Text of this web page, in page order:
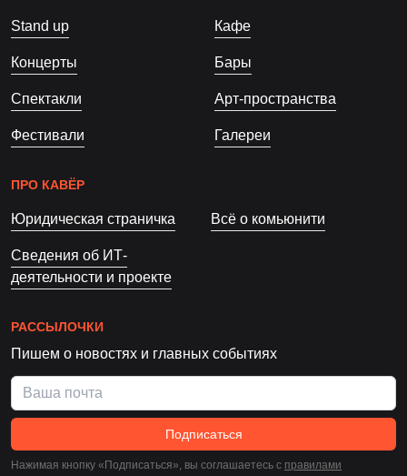
Stand up
Концерты
Спектакли
Фестивали
Кафе
Бары
Арт-пространства
Галереи
ПРО КАВЁР
Юридическая страничка Всё о комьюнити
Сведения об ИТ-
деятельности и проекте
РАССЫЛОЧКИ
Пишем о новостях и главных событиях
Подписаться
Нажимая кнопку «Подписаться», вы соглашаетесь c правилами